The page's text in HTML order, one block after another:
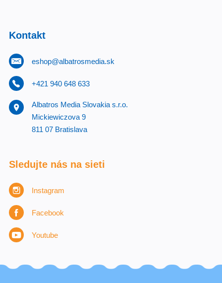
Kontakt
eshop@albatrosmedia.sk
+421 940 648 633
Albatros Media Slovakia s.r.o.
Mickiewiczova 9
811 07 Bratislava
Sledujte nás na sieti
Instagram
Facebook
Youtube